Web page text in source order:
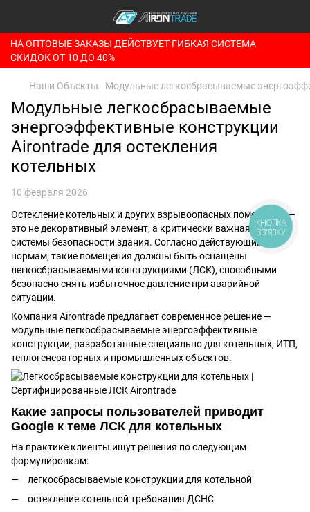
НА ОПТОВЫЕ ЗАКАЗЫ ДЕЙСТВУЕТ ГИБКАЯ СИСТЕМА
СКИДОК ОТ 10 ДО 40%
Наши Объекты Модульные легкосбрасываемые
Модульные легкосбрасываемые
энергоэффективные конструкции
Airontrade для остекления
котельных
10 февраля 2026
Остекление котельных и других взрывоопасных помещений —
это не декоративный элемент, а критически важная часть
системы безопасности здания. Согласно действующим
нормам, такие помещения должны быть оснащены
легкосбрасываемыми конструкциями (ЛСК), способными
безопасно снять избыточное давление при аварийной
ситуации.
Компания Airontrade предлагает современное решение —
модульные легкосбрасываемые энергоэффективные
конструкции, разработанные специально для котельных, ИТП,
теплогенераторных и промышленных объектов.
Какие запросы пользователей приводит
Google к теме ЛСК для котельных
На практике клиенты ищут решения по следующим
формулировкам:
легкосбрасываемые конструкции для котельной
остекление котельной требования ДСНС
КНОПКА
ЗВ'ЯЗКУ